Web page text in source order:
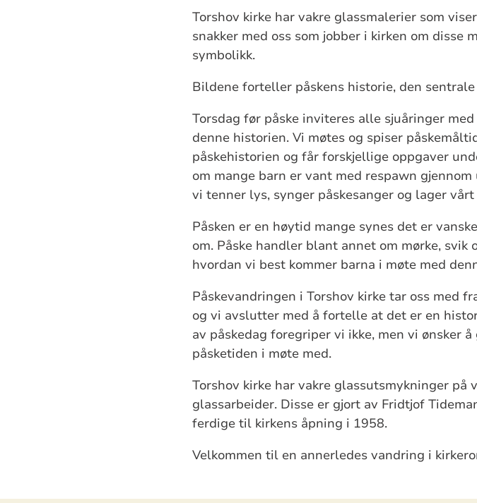
Torshov kirke har vakre glassmalerier som
snakker med oss som jobber i kirken om
symbolikk.
Bildene forteller påskens historie, den
Torsdag før påske inviteres alle sjuåringer
denne historien. Vi møtes og spiser
påskehistorien og får forskjellige oppgaver
om mange barn er vant med respawn
vi tenner lys, synger påskesanger og lager
Påsken er en høytid mange synes det er
om. Påske handler blant annet om mørke,
hvordan vi best kommer barna i møte med
Påskevandringen i Torshov kirke tar oss med
og vi avslutter med å fortelle at det er en
av påskedag foregriper vi ikke, men vi ønsker
påsketiden i møte med.
Torshov kirke har vakre glassutsmykninger på
glassarbeider. Disse er gjort av Fridtjof
ferdige til kirkens åpning i 1958.
Velkommen til en annerledes vandring i